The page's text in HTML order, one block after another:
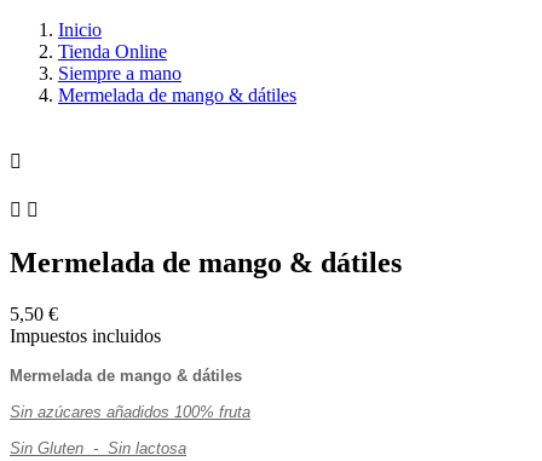
Inicio
Tienda Online
Siempre a mano
Mermelada de mango & dátiles

 
Mermelada de mango & dátiles
5,50 €
Impuestos incluidos
Mermelada de mango & dátiles
Sin azúcares añadidos 100% fruta
Sin Gluten - Sin lactosa